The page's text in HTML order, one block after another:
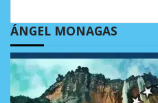
ÁNGEL MONAGAS